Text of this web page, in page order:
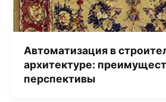
Автоматизация в
архитектуре:
перспективы